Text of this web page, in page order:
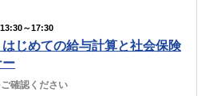
～17:30
はじめての給与計算と社会保険
ー
確認ください